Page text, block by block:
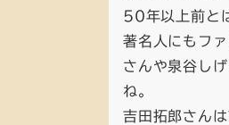
50年以上前と
著名人にもフ
さんや泉谷し
ね。
吉田拓郎さん